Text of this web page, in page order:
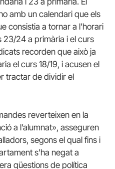
amb un calendari que els
consistia a tornar a l’horari
23/24 a primària i el curs
recorden que això ja
el curs 18/19, i acusen el
tractar de dividir el
reverteixen en la
a l’alumnat», asseguren
segons el qual fins i
s’ha negat a
qüestions de política